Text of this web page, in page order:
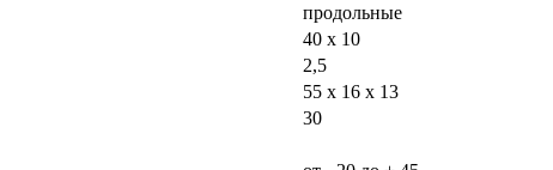
продольные
40 x 10
2,5
55 х 16 х 13
30